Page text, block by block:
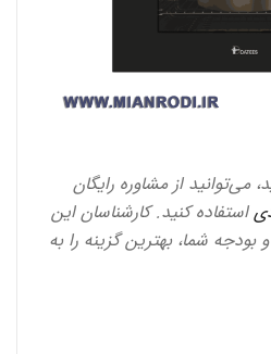
می‌توانید از مشاوره رایگان
استفاده کنید. کارشناسان این
بودجه شما، بهترین گزینه را به